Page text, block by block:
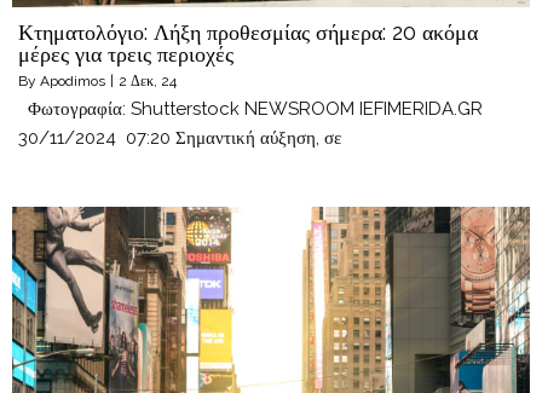
Κτηματολόγιο: Λήξη προθεσμίας σήμερα: 20 ακόμα
μέρες για τρεις περιοχές
By Apodimos 2 Δεκ, 24
Φωτογραφία: Shutterstock NEWSROOM IEFIMERIDA.GR
30/11/2024 07:20 Σημαντική αύξηση, σε